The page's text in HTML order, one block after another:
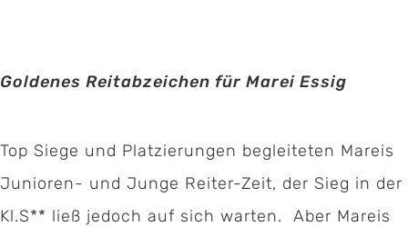
Goldenes Reitabzeichen für Marei Essig
Top Siege und Platzierungen begleiteten Mareis
Junioren- und Junge Reiter-Zeit, der Sieg in der
Kl.S** ließ jedoch auf sich warten. Aber Mareis